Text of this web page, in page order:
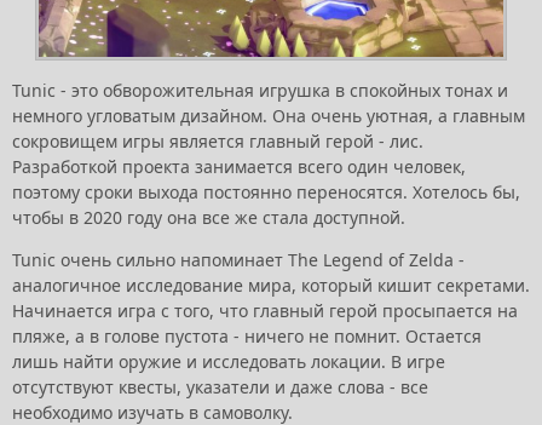
Tunic - это обворожительная игрушка в спокойных тонах и
немного угловатым дизайном. Она очень уютная, а главным
сокровищем игры является главный герой - лис.
Разработкой проекта занимается всего один человек,
поэтому сроки выхода постоянно переносятся. Хотелось бы,
чтобы в 2020 году она все же стала доступной.
Tunic очень сильно напоминает The Legend of Zelda -
аналогичное исследование мира, который кишит секретами.
Начинается игра с того, что главный герой просыпается на
пляже, а в голове пустота - ничего не помнит. Остается
лишь найти оружие и исследовать локации. В игре
отсутствуют квесты, указатели и даже слова - все
необходимо изучать в самоволку.